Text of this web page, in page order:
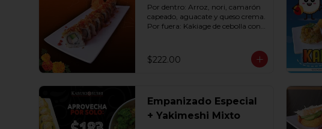
Por dentro: Arroz, nori, camarón
capeado, aguacate y queso crema.
Por fuera: Kakiage de cebolla con
$222.00
Empanizado Especial
+ Yakimeshi Mixto